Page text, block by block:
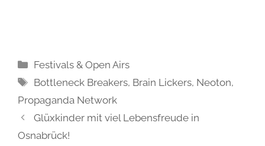
Kategorien
Festivals & Open Airs
Schlagwörter
Bottleneck Breakers, Brain Lickers, Neoton,
Propaganda Network
Glüxkinder mit viel Lebensfreude in
Osnabrück!